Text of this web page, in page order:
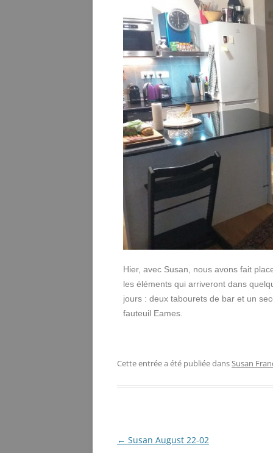
Hier, avec Susan, nous avons fait
les éléments qui arriveront dans
jours : deux tabourets de bar et un
fauteuil Eames.
Cette entrée a été publiée dansSusan
Navigation
← Susan August 22-02